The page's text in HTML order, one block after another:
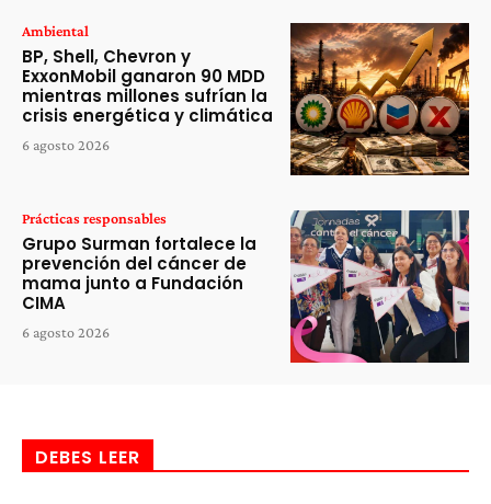
Ambiental
BP, Shell, Chevron y
ExxonMobil ganaron 90 MDD
mientras millones sufrían la
crisis energética y climática
6 agosto 2026
Prácticas responsables
Grupo Surman fortalece la
prevención del cáncer de
mama junto a Fundación
CIMA
6 agosto 2026
DEBES LEER